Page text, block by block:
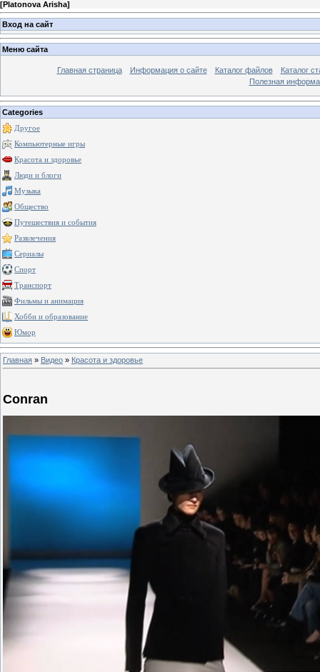
[Platonova Arisha]
Вход на сайт
Меню сайта
Главная страница Информация о сайте Каталог файлов
Каталог
Полезная
Categories
Другое
Компьютерные игры
Красота и здоровье
Люди и блоги
Музыка
Общество
Путешествия и события
Развлечения
Сериалы
Спорт
Транспорт
Фильмы и анимация
Хобби и образование
Юмор
Главная » Видео » Красота и здоровье
Conran